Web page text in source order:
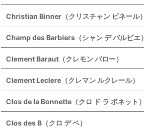
Christian Binner（クリスチャン ビネール）
Champ des Barbiers（シャン デ バルビエ）
Clement Baraut（クレモン バロー）
Clement Leclere（クレマン ルクレール）
Clos de la Bonnette（クロ ド ラ ボネット）
Clos des B（クロ デ ベ）